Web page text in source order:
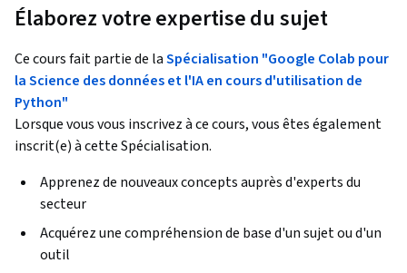
Élaborez votre expertise du sujet
Ce cours fait partie de laSpécialisation "Google Colab pour
la Science des données et l'IA en cours d'utilisation de
Python"
Lorsque vous vous inscrivez à ce cours, vous êtes également
inscrit(e) à cette Spécialisation.
Apprenez de nouveaux concepts auprès d'experts du
secteur
Acquérez une compréhension de base d'un sujet ou d'un
outil